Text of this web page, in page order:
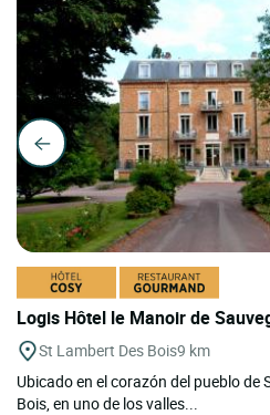
Logis Hôtel le Manoir de
St Lambert Des Bois9 km
Ubicado en el corazón del pueblo de
Bois, en uno de los valles...